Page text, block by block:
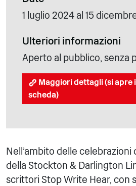
1 luglio 2024 al 15
Ulteriori informazioni
Aperto al pubblico, senza
Maggiori dettagli (si apre
scheda)
Nell'ambito delle celebrazioni
della Stockton & Darlington
scrittori Stop Write Hear, con